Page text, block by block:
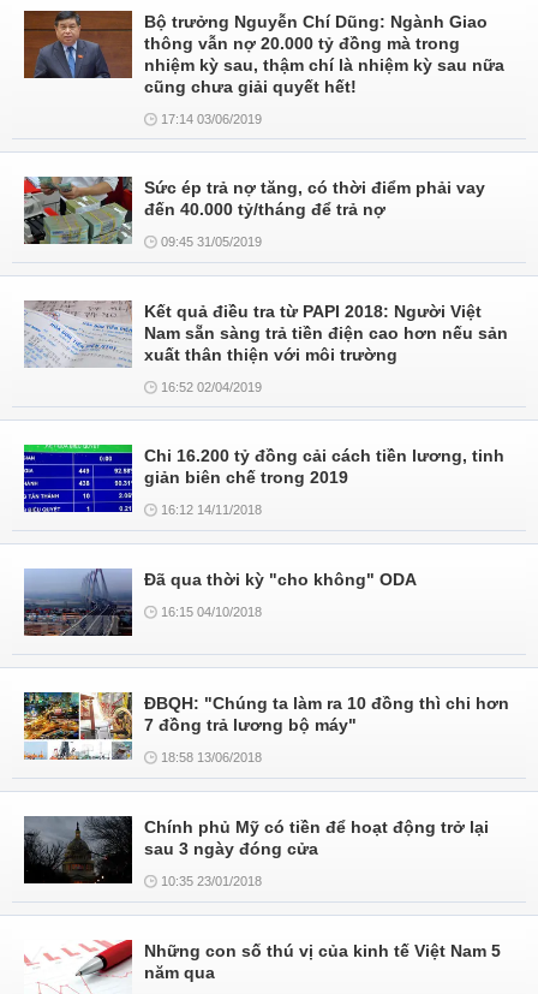
Bộ trưởng Nguyễn Chí Dũng: Ngành Giao
thông vẫn nợ 20.000 tỷ đồng mà trong
nhiệm kỳ sau, thậm chí là nhiệm kỳ sau nữa
cũng chưa giải quyết hết!
17:14 03/06/2019
Sức ép trả nợ tăng, có thời điểm phải vay
đến 40.000 tỷ/tháng để trả nợ
09:45 31/05/2019
Kết quả điều tra từ PAPI 2018: Người Việt
Nam sẵn sàng trả tiền điện cao hơn nếu sản
xuất thân thiện với môi trường
16:52 02/04/2019
Chi 16.200 tỷ đồng cải cách tiền lương, tinh
giản biên chế trong 2019
16:12 14/11/2018
Đã qua thời kỳ "cho không" ODA
16:15 04/10/2018
ĐBQH: "Chúng ta làm ra 10 đồng thì chi hơn
7 đồng trả lương bộ máy"
18:58 13/06/2018
Chính phủ Mỹ có tiền để hoạt động trở lại
sau 3 ngày đóng cửa
10:35 23/01/2018
Những con số thú vị của kinh tế Việt Nam 5
năm qua